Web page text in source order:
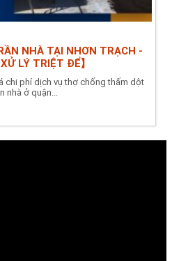
NHÀ TẠI NHƠN TRẠCH -
LÝ TRIỆT ĐỂ】
chi phí dịch vụ thợ chống thấm dột
nhà ở quận...